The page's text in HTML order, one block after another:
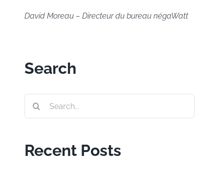
David Moreau – Directeur du bureau négaWatt
Search
Recent Posts